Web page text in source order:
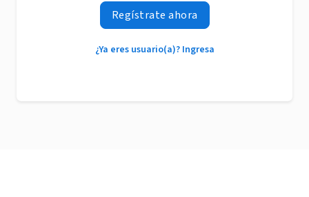
Regístrate ahora
¿Ya eres usuario(a)? Ingresa